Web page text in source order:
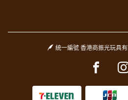
統一編號 香港商振光玩具有